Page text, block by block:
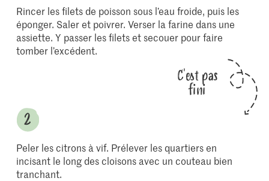
Rincer les filets de poisson sous l’eau froide, puis les
éponger. Saler et poivrer. Verser la farine dans une
assiette. Y passer les filets et secouer pour faire
tomber l’excédent.
C'est pas
fini
Peler les citrons à vif. Prélever les quartiers en
incisant le long des cloisons avec un couteau bien
tranchant.